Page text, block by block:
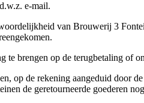
e-mail.
van Brouwerij 3
brengen op de terugbetaling of
op de rekening aangeduid door
de geretourneerde goederen